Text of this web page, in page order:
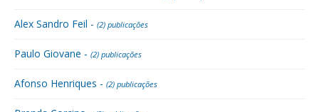
Alex Sandro Feil - (2) publicações
Paulo Giovane - (2) publicações
Afonso Henriques - (2) publicações